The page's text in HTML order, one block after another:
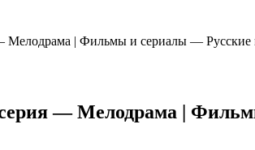
Мелодрама | Фильмы и сериалы — Русские
— Мелодрама |